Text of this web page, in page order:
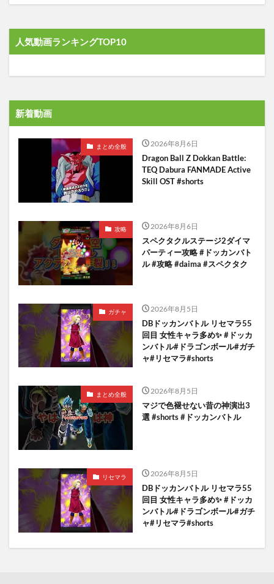
人気動画ランキングTOP10
新着動画
まとめ全般 2026年8月6日
Dragon Ball Z Dokkan Battle:
TEQ Dabura FANMADE Active
Skill OST #shorts
攻略 2026年8月6日
スペクタクルステージ2ダイマ
パーティー攻略 #ドッカンバト
ル #攻略 #daima #スペクタク
ガチャ 2026年8月5日
DBドッカンバトル リセマラ55
回目 女性キャラ多め✨️ #ドッカ
ンバトル#ドラゴンボール#ガチ
ャ#リセマラ#shorts
まとめ全般 2026年8月5日
マジで色褪せない昔の神演出3
選 #shorts #ドッカンバトル
リセマラ 2026年8月5日
DBドッカンバトル リセマラ55
回目 女性キャラ多め✨️ #ドッカ
ンバトル#ドラゴンボール#ガチ
ャ#リセマラ#shorts